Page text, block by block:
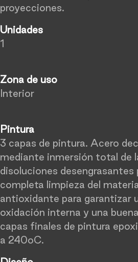
proyecciones.
Unidades
1
Zona de uso
Interior
Pintura
3 capas de pintura. Acero
mediante inmersión total de
disoluciones
completa limpieza del
antioxidante para garantizar
oxidación interna y una
capas finales de pintura
a 240oC.